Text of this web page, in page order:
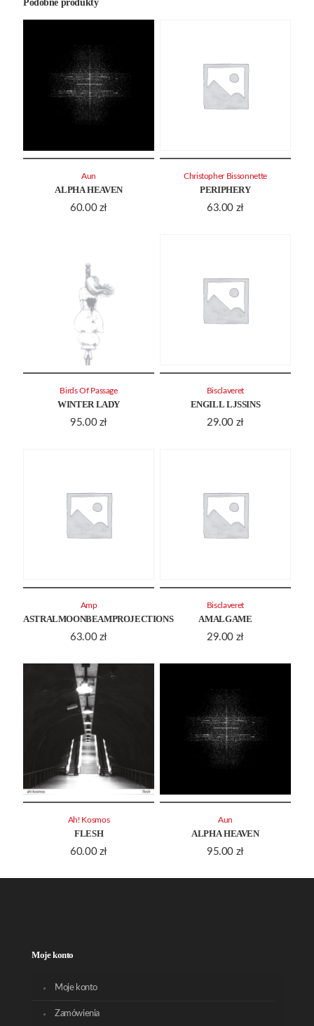
Podobne produkty
ALPHA HEAVEN
60.00 zł
Aun
PERIPHERY
63.00 zł
Christopher Bissonnette
WINTER LADY
95.00 zł
Birds Of Passage
ENGILL LJSSINS
29.00 zł
Bisclaveret
ASTRALMOONBEAMPROJECTIONS
63.00 zł
Amp
AMALGAME
29.00 zł
Bisclaveret
FLESH
60.00 zł
Ah! Kosmos
ALPHA HEAVEN
95.00 zł
Aun
Moje konto
Moje konto
Zamówienia